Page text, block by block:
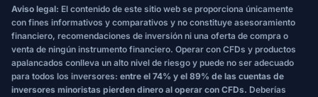
Aviso legal: El contenido de este sitio web se proporciona únicamente
con fines informativos y comparativos y no constituye asesoramiento
financiero, recomendaciones de inversión ni una oferta de compra o
venta de ningún instrumento financiero. Operar con CFDs y productos
apalancados conlleva un alto nivel de riesgo y puede no ser adecuado
para todos los inversores: entre el 74% y el 89% de las cuentas de
inversores minoristas pierden dinero al operar con CFDs. Deberías